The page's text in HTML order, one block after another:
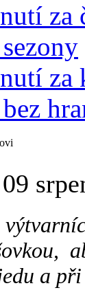
za
za
a